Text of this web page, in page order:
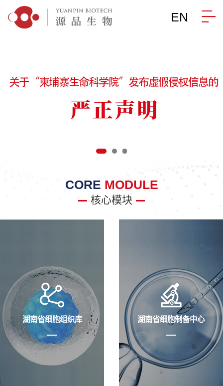
EN
CORE MODULE
核心模块
湖南省细胞组织库 湖南省细胞制备中心